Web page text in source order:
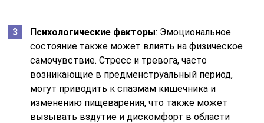
Психологические факторы: Эмоциональное
состояние также может влиять на физическое
самочувствие. Стресс и тревога, часто
возникающие в предменструальный период,
могут приводить к спазмам кишечника и
изменению пищеварения, что также может
вызывать вздутие и дискомфорт в области